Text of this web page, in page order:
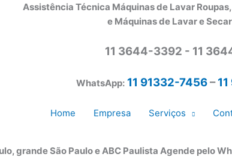
Assistência Técnica Máquinas de Lavar
e Máquinas de Lavar e
11 3644-3392 - 11
WhatsApp: 11 91332-7456–
Home Empresa Serviços
grande São Paulo e ABC Paulista Agende pelo